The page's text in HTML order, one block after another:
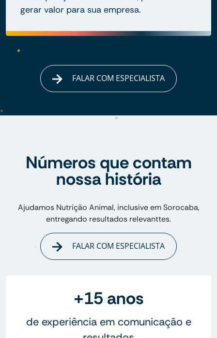
gerar valor para sua empresa.
FALAR COM ESPECIALISTA
Números que contam
nossa história
Ajudamos Nutrição Animal, inclusive em Sorocaba,
entregando resultados relevanttes.
FALAR COM ESPECIALISTA
+15 anos
de experiência em comunicação e